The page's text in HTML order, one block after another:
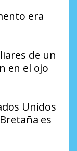
era
de un
en el ojo
Unidos
es